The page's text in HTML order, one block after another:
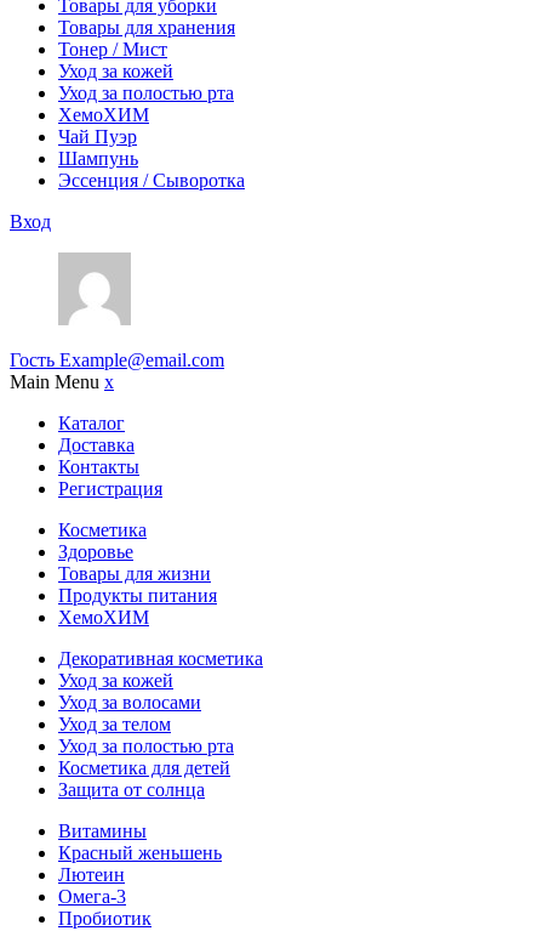
Товары для уборки
Товары для хранения
Тонер / Мист
Уход за кожей
Уход за полостью рта
ХемоХИМ
Чай Пуэр
Шампунь
Эссенция / Сыворотка
Вход
Гость Example@email.com
Main Menu x
Каталог
Доставка
Контакты
Регистрация
Косметика
Здоровье
Товары для жизни
Продукты питания
ХемоХИМ
Декоративная косметика
Уход за кожей
Уход за волосами
Уход за телом
Уход за полостью рта
Косметика для детей
Защита от солнца
Витамины
Красный женьшень
Лютеин
Омега-3
Пробиотик